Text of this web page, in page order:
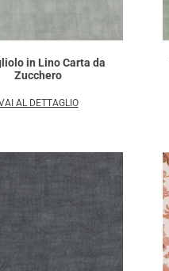
in Lino Carta da
Zucchero
AL DETTAGLIO